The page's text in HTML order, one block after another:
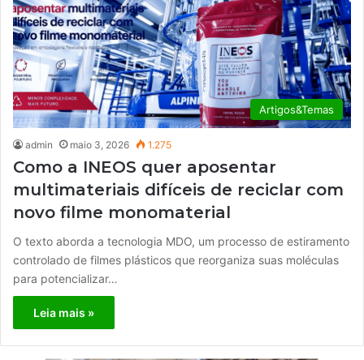
Artigos&Temas
admin maio 3, 2026 1.275
Como a INEOS quer aposentar
multimateriais difíceis de reciclar com
novo filme monomaterial
O texto aborda a tecnologia MDO, um processo de estiramento
controlado de filmes plásticos que reorganiza suas moléculas
para potencializar…
Leia mais »